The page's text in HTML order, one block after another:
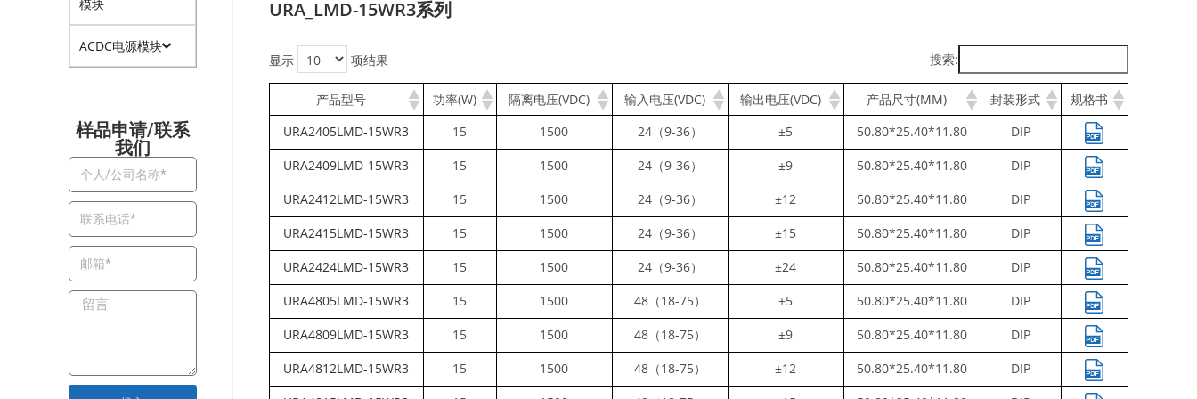
URA_LMD-15WR3系列
显示 项结果 搜索:
产品型号 功率(W) 隔离电压(VDC) 输入电压(VDC) 输出电压(VDC) 产品尺寸(MM) 封装形式
规格书
URA2405LMD-15WR3
15 1500 24（9-36） ±5 50.80*25.40*11.80
DIP
URA2409LMD-15WR3
15 1500 24（9-36） ±9 50.80*25.40*11.80
DIP
URA2412LMD-15WR3
15 1500 24（9-36） ±12 50.80*25.40*11.80
DIP
URA2415LMD-15WR3
15 1500 24（9-36） ±15 50.80*25.40*11.80
DIP
URA2424LMD-15WR3
15 1500 24（9-36） ±24 50.80*25.40*11.80
DIP
URA4805LMD-15WR3
15 1500 48（18-75） ±5 50.80*25.40*11.80
DIP
URA4809LMD-15WR3
15 1500 48（18-75） ±9 50.80*25.40*11.80
DIP
URA4812LMD-15WR3
15 1500 48（18-75） ±12 50.80*25.40*11.80
DIP
模块
ACDC电源模块
样品申请/联系
我们​